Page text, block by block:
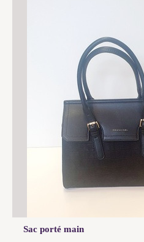
Sac porté main